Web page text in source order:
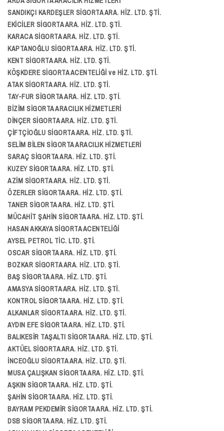
SANDIKÇI KARDEŞLER SİGORTA ARA. HİZ. LTD. ŞTİ.
EKİCİLER SİGORTA ARA. HİZ. LTD. ŞTİ.
KARACA SİGORTA ARA. HİZ. LTD. ŞTİ.
KAPTANOĞLU SİGORTA ARA. HİZ. LTD. ŞTİ.
KENT SİGORTA ARA. HİZ. LTD. ŞTİ.
KÖŞKDERE SİGORTA ACENTELİĞİ ve HİZ. LTD. ŞTİ.
ATAK SİGORTA ARA. HİZ. LTD. ŞTİ.
TAY-FUR SİGORTA ARA. HİZ. LTD. ŞTİ.
BİZİM SİGORTA ARACILIK HİZMETLERİ
DİNÇER SİGORTA ARA. HİZ. LTD. ŞTİ.
ÇİFTÇİOĞLU SİGORTA ARA. HİZ. LTD. ŞTİ.
SELİM BİLEN SİGORTA ARACILIK HİZMETLERİ
SARAÇ SİGORTA ARA. HİZ. LTD. ŞTİ.
KUZEY SİGORTA ARA. HİZ. LTD. ŞTİ.
AZİM SİGORTA ARA. HİZ. LTD. ŞTİ.
ÖZERLER SİGORTA ARA. HİZ. LTD. ŞTİ.
TANER SİGORTA ARA. HİZ. LTD. ŞTİ.
MÜCAHİT ŞAHİN SİGORTA ARA. HİZ. LTD. ŞTİ.
HASAN AKKAYA SİGORTA ACENTELİĞİ
AYSEL PETROL TİC. LTD. ŞTİ.
OSCAR SİGORTA ARA. HİZ. LTD. ŞTİ.
BOZKAR SİGORTA ARA. HİZ. LTD. ŞTİ.
BAŞ SİGORTA ARA. HİZ. LTD. ŞTİ.
AMASYA SİGORTA ARA. HİZ. LTD. ŞTİ.
KONTROL SİGORTA ARA. HİZ. LTD. ŞTİ.
ALKANLAR SİGORTA ARA. HİZ. LTD. ŞTİ.
AYDIN EFE SİGORTA ARA. HİZ. LTD. ŞTİ.
BALIKESİR TAŞALTI SİGORTA ARA. HİZ. LTD. ŞTİ.
AKTÜEL SİGORTA ARA. HİZ. LTD. ŞTİ.
İNCEOĞLU SİGORTA ARA. HİZ. LTD. ŞTİ.
MUSA ÇALIŞKAN SİGORTA ARA. HİZ. LTD. ŞTİ.
AŞKIN SİGORTA ARA. HİZ. LTD. ŞTİ.
ŞAHİN SİGORTA ARA. HİZ. LTD. ŞTİ.
BAYRAM PEKDEMİR SİGORTA ARA. HİZ. LTD. ŞTİ.
DSB SİGORTA ARA. HİZ. LTD. ŞTİ.